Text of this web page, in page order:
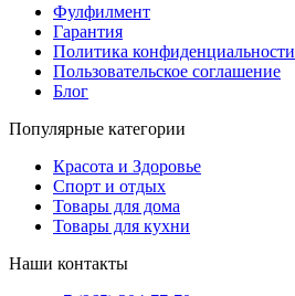
Фулфилмент
Гарантия
Политика конфиденциальности
Пользовательское соглашение
Блог
Популярные категории
Красота и Здоровье
Спорт и отдых
Товары для дома
Товары для кухни
Наши контакты